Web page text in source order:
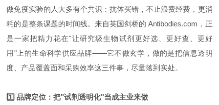
做免疫实验的人大多有个共识：抗体买错，不止浪费经费，更消
耗的是整条课题的时间线。来自英国剑桥的 Antibodies.com，正
是一家把精力花在"让研究级生物试剂更好选、更好查、更好
用"上的生命科学供应品牌——它不做玄学，做的是把信息透明
度、产品覆盖面和采购效率这三件事，尽量落到实处。
1️⃣ 品牌定位：把"试剂透明化"当成主业来做